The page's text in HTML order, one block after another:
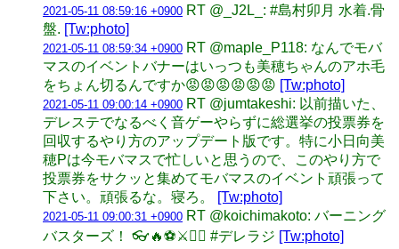
2021-05-11 08:59:16 +0900 RT @_J2L_: #島村卯月 水着.骨
盤. [Tw:photo]
2021-05-11 08:59:34 +0900 RT @maple_P118: なんでモバ
マスのイベントバナーはいっつも美穂ちゃんのアホ毛
をちょん切るんですか😡😡😡😡😡😡 [Tw:photo]
2021-05-11 09:00:14 +0900 RT @jumtakeshi: 以前描いた、
デレステでなるべく音ゲーやらずに総選挙の投票券を
回収するやり方のアップデート版です。特に小日向美
穂Pは今モバマスで忙しいと思うので、このやり方で
投票券をサクッと集めてモバマスのイベント頑張って
下さい。頑張るな。寝ろ。
[Tw:photo]
2021-05-11 09:00:31 +0900 RT @koichimakoto: バーニング
バスターズ！ 👓🔥⚽️⚔👮‍♀️ #デレラジ [Tw:photo]